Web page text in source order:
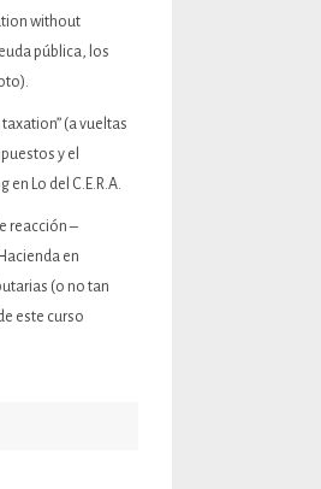
without
pública, los
(a vueltas
y el
en Lo del C.E.R.A.
reacción –
en
(o no tan
este curso